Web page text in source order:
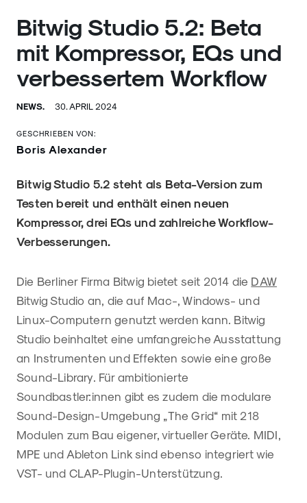
Bitwig Studio 5.2: Beta
mit Kompressor, EQs und
verbessertem Workflow
NEWS. 30. APRIL 2024
GESCHRIEBEN VON:
Boris Alexander
Bitwig Studio 5.2 steht als Beta-Version zum
Testen bereit und enthält einen neuen
Kompressor, drei EQs und zahlreiche Workflow-
Verbesserungen.
Die Berliner Firma Bitwig bietet seit 2014 die DAW
Bitwig Studio an, die auf Mac-, Windows- und
Linux-Computern genutzt werden kann. Bitwig
Studio beinhaltet eine umfangreiche Ausstattung
an Instrumenten und Effekten sowie eine große
Sound-Library. Für ambitionierte
Soundbastler:innen gibt es zudem die modulare
Sound-Design-Umgebung „The Grid“ mit 218
Modulen zum Bau eigener, virtueller Geräte. MIDI,
MPE und Ableton Link sind ebenso integriert wie
VST- und CLAP-Plugin-Unterstützung.